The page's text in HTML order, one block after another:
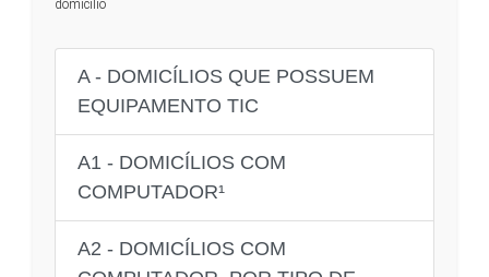
domicílio
A - DOMICÍLIOS QUE POSSUEM
EQUIPAMENTO TIC
A1 - DOMICÍLIOS COM
COMPUTADOR¹
A2 - DOMICÍLIOS COM